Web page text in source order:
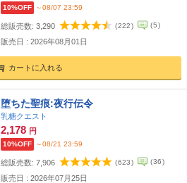
10%OFF ～08/07 23:59
総販売数: 3,290 (222) (5)
販売日 : 2026年08月01日
カートに入れる
堕ちた聖痕:夜行伝令
乳糖クエスト
2,178 円
10%OFF ～08/21 23:59
総販売数: 7,906 (623) (36)
販売日 : 2026年07月25日